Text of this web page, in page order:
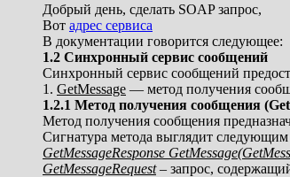
Добрый день, сделать SOAP запрос,
Вот адрес сервиса
В документации говорится следующее:
1.2 Синхронный сервис сообщений
Синхронный сервис сообщений
1. GetMessage — метод получения
1.2.1 Метод получения сообщения
Метод получения сообщения
Сигнатура метода выглядит следующим
GetMessageResponse
GetMessageRequest– запрос,